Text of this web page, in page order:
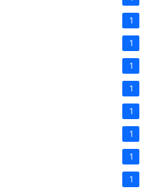
1
1
1
1
1
1
1
1